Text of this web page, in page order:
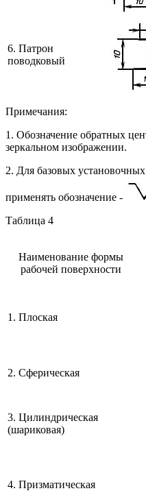
6. Патрон
поводковый
Примечания:
1. Обозначение обратных
зеркальном изображении.
2. Для базовых
применять обозначение -
Таблица 4
Наименование формы
рабочей поверхности
1. Плоская
2. Сферическая
3. Цилиндрическая
(шариковая)
4. Призматическая